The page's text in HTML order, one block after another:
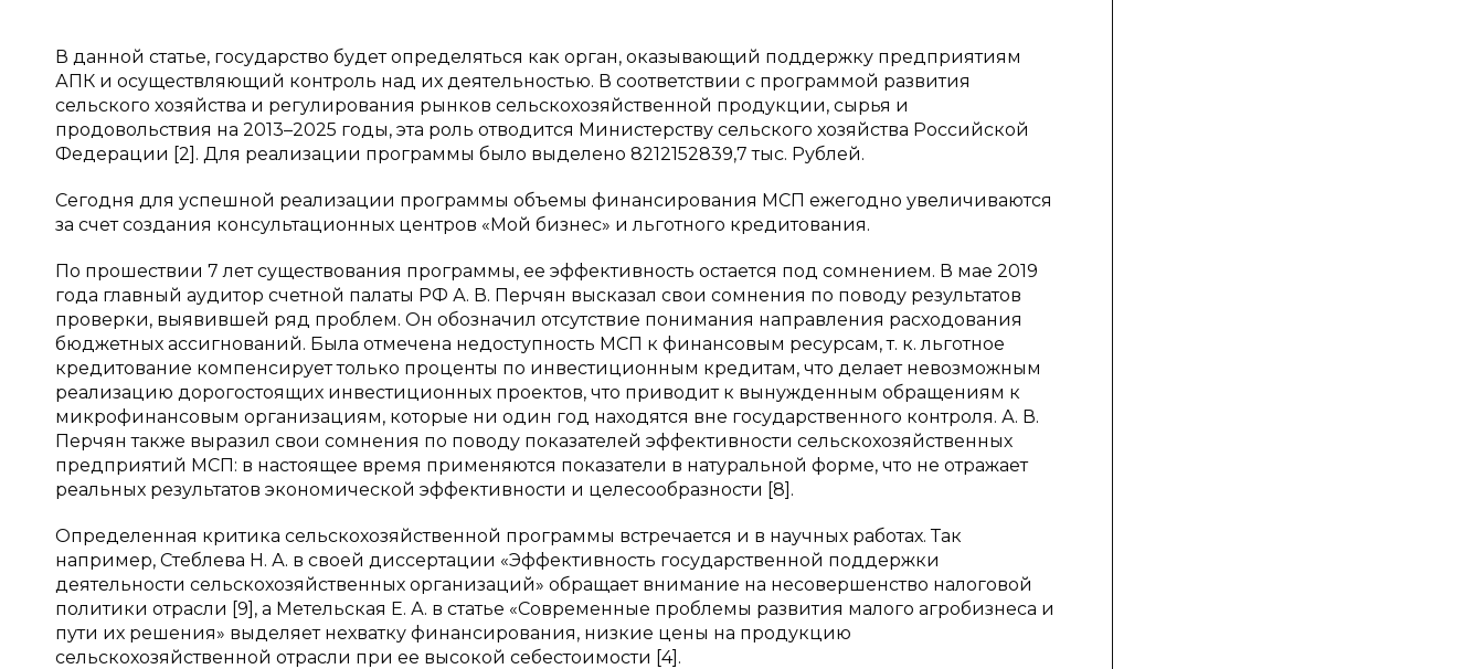
В данной статье, государство будет определяться как орган, оказывающий поддержку предприятиям
АПК и осуществляющий контроль над их деятельностью. В соответствии с программой развития
сельского хозяйства и регулирования рынков сельскохозяйственной продукции, сырья и
продовольствия на 2013–2025 годы, эта роль отводится Министерству сельского хозяйства Российской
Федерации [2]. Для реализации программы было выделено 8212152839,7 тыс. Рублей.
Сегодня для успешной реализации программы объемы финансирования МСП ежегодно увеличиваются
за счет создания консультационных центров «Мой бизнес» и льготного кредитования.
По прошествии 7 лет существования программы, ее эффективность остается под сомнением. В мае 2019
года главный аудитор счетной палаты РФ А. В. Перчян высказал свои сомнения по поводу результатов
проверки, выявившей ряд проблем. Он обозначил отсутствие понимания направления расходования
бюджетных ассигнований. Была отмечена недоступность МСП к финансовым ресурсам, т. к. льготное
кредитование компенсирует только проценты по инвестиционным кредитам, что делает невозможным
реализацию дорогостоящих инвестиционных проектов, что приводит к вынужденным обращениям к
микрофинансовым организациям, которые ни один год находятся вне государственного контроля. А. В.
Перчян также выразил свои сомнения по поводу показателей эффективности сельскохозяйственных
предприятий МСП: в настоящее время применяются показатели в натуральной форме, что не отражает
реальных результатов экономической эффективности и целесообразности [8].
Определенная критика сельскохозяйственной программы встречается и в научных работах. Так
например, Стеблева Н. А. в своей диссертации «Эффективность государственной поддержки
деятельности сельскохозяйственных организаций» обращает внимание на несовершенство налоговой
политики отрасли [9], а Метельская Е. А. в статье «Современные проблемы развития малого агробизнеса и
пути их решения» выделяет нехватку финансирования, низкие цены на продукцию
сельскохозяйственной отрасли при ее высокой себестоимости [4].